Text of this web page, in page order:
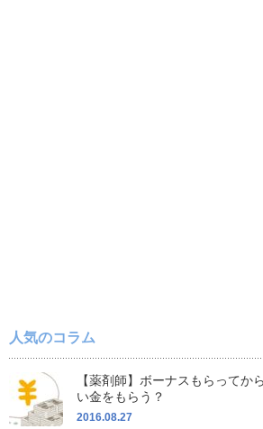
人気のコラム
【薬剤師】ボーナスもらってか
い金をもらう？
2016.08.27